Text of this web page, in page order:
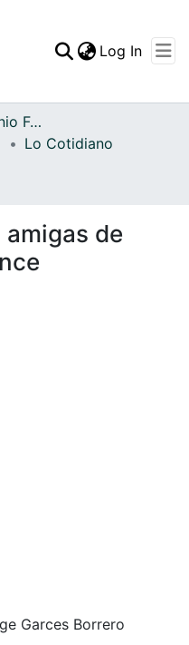
Statistics
Log In
Archivo del Patrimonio Fotográfico y Fílmico del Valle del Cauca
Lo Cotidiano
de
Garces Borrero